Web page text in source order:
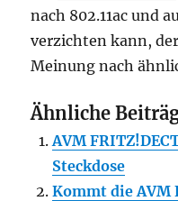
nach 802.11ac und
verzichten kann,
Meinung nach
Ähnliche
AVM
Steckdose
Kommt die AVM